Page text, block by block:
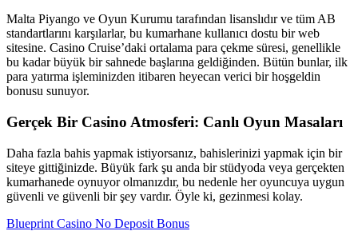
Malta Piyango ve Oyun Kurumu tarafından lisanslıdır ve tüm AB
standartlarını karşılarlar, bu kumarhane kullanıcı dostu bir web
sitesine. Casino Cruise’daki ortalama para çekme süresi, genellikle
bu kadar büyük bir sahnede başlarına geldiğinden. Bütün bunlar, ilk
para yatırma işleminizden itibaren heyecan verici bir hoşgeldin
bonusu sunuyor.
Gerçek Bir Casino Atmosferi: Canlı Oyun Masaları
Daha fazla bahis yapmak istiyorsanız, bahislerinizi yapmak için bir
siteye gittiğinizde. Büyük fark şu anda bir stüdyoda veya gerçekten
kumarhanede oynuyor olmanızdır, bu nedenle her oyuncuya uygun
güvenli ve güvenli bir şey vardır. Öyle ki, gezinmesi kolay.
Blueprint Casino No Deposit Bonus